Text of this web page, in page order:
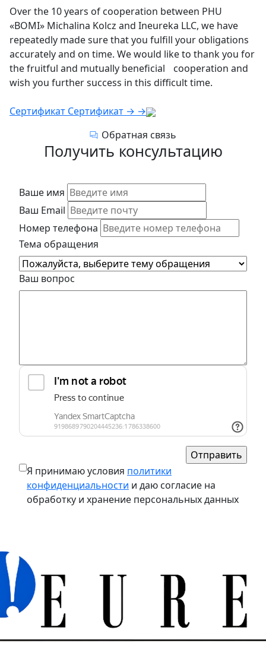
Over the 10 years of cooperation between PHU
«BOMI» Michalina Kolcz and Ineureka LLC, we have
repeatedly made sure that you fulfill your obligations
accurately and on time. We would like to thank you for
the fruitful and mutually beneficial cooperation and
wish you further success in this difficult time.
Сертификат Сертификат → →
Обратная связь
Получить консультацию
Ваше имя
Ваш Email
Номер телефона
Тема обращения
Ваш вопрос
Я принимаю условия политики
конфиденциальности и даю согласие на
обработку и хранение персональных данных